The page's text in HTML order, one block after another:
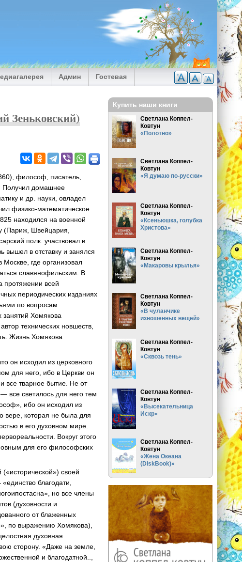
Админ Гостевая
Зеньковский)
философ, писатель,
Получил домашнее
и др. науки, овладел
физико-математическое
находился на военной
(Париж, Швейцария,
полк. участвовал в
вышел в отставку и занялся
где организовал
славянофильским. В
протяжении всей
периодических изданиях
по вопросам
занятий Хомякова
технических новшеств,
Жизнь Хомякова
он исходил из церковного
для него, ибо в Церкви он
все тварное бытие. Не от
все светилось для него тем
ибо он исходил из
вере, которая не была для
в его духовном мире.
Вокруг этого
для его философских
своей
благодати,
но все члены
(духовности и
от блаженных
по выражению Хомякова),
духовная
сторону. «Даже на земле,
и благодатной..,
Купить наши книги
Светлана Коппел-
Ковтун
«Полотно»
Светлана Коппел-
Ковтун
«Я думаю по-русски»
Светлана Коппел-
Ковтун
«Ксеньюшка, голубка
Христова»
Светлана Коппел-
Ковтун
«Макаровы крылья»
Светлана Коппел-
Ковтун
«В чуланчике
изношенных вещей»
Светлана Коппел-
Ковтун
«Сквозь тень»
Светлана Коппел-
Ковтун
«Высекательница
Искр»
Светлана Коппел-
Ковтун
«Жена Океана
(DiskBook)»